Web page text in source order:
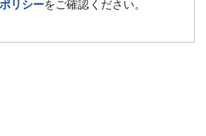
リシーをご確認ください。